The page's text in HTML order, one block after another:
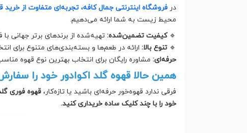
در فروشگاه اینترنتی جمال کافه، تجربه‌ای متفاوت از خرید
محیط زیست به شما ارائه می‌دهیم.
🔹کیفیت تضمین‌شده: تهیه‌شده از برندهای برتر جهانی
🔹 تنوع بالا: ارائه در طعم‌ها و بسته‌بندی‌های متنوع برای
حرفه‌ای: مشاوره رایگان برای انتخاب بهترین نوع قهوه
همین حالا قهوه گلد اکوادور خود را
فرقی ندارد قهوه‌خور حرفه‌ای باشید یا تازه‌کار، قهوه فوری
خود را با چند کلیک ساده خریداری کنید.